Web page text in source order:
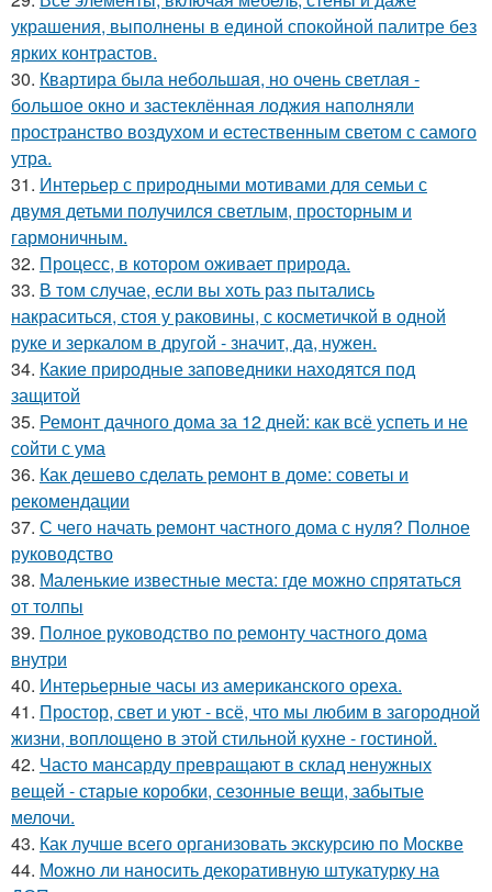
украшения, выполнены в единой спокойной палитре без
ярких контрастов.
30. Квартира была небольшая, но очень светлая -
большое окно и застеклённая лоджия наполняли
пространство воздухом и естественным светом с самого
утра.
31. Интерьер с природными мотивами для семьи с
двумя детьми получился светлым, просторным и
гармоничным.
32. Процесс, в котором оживает природа.
33. В том случае, если вы хоть раз пытались
накраситься, стоя у раковины, с косметичкой в одной
руке и зеркалом в другой - значит, да, нужен.
34. Какие природные заповедники находятся под
защитой
35. Ремонт дачного дома за 12 дней: как всё успеть и не
сойти с ума
36. Как дешево сделать ремонт в доме: советы и
рекомендации
37. С чего начать ремонт частного дома с нуля? Полное
руководство
38. Маленькие известные места: где можно спрятаться
от толпы
39. Полное руководство по ремонту частного дома
внутри
40. Интерьерные часы из американского ореха.
41. Простор, свет и уют - всё, что мы любим в загородной
жизни, воплощено в этой стильной кухне - гостиной.
42. Часто мансарду превращают в склад ненужных
вещей - старые коробки, сезонные вещи, забытые
мелочи.
43. Как лучше всего организовать экскурсию по Москве
44. Можно ли наносить декоративную штукатурку на